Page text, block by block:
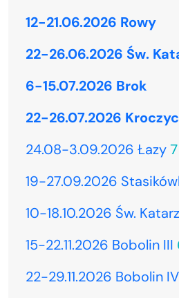
12-21.06.2026 Rowy
22-26.06.2026 Św.
6-15.07.2026 Brok
22-26.07.2026
24.08-3.09.2026 Łazy
19-27.09.2026
10-18.10.2026 Św.
15-22.11.2026 Bobolin III
22-29.11.2026 Bobolin IV